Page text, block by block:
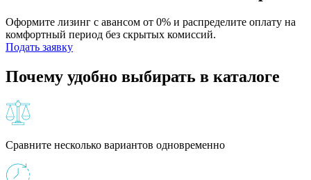
Оформите лизинг с авансом от 0% и распределите оплату на
комфортный период без скрытых комиссий.
Подать заявку
Почему удобно выбирать в каталоге
Сравните несколько вариантов одновременно